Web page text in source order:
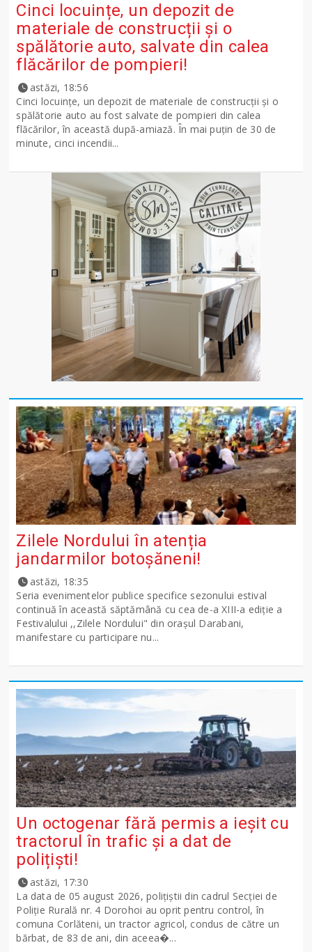
Cinci locuințe, un depozit de
materiale de construcții și o
spălătorie auto, salvate din calea
flăcărilor de pompieri!
astăzi, 18:56
Cinci locuințe, un depozit de materiale de construcții și o
spălătorie auto au fost salvate de pompieri din calea
flăcărilor, în această după-amiază. În mai puțin de 30 de
minute, cinci incendii...
Zilele Nordului în atenția
jandarmilor botoșăneni!
astăzi, 18:35
Seria evenimentelor publice specifice sezonului estival
continuă în această săptămână cu cea de-a XIII-a ediție a
Festivalului ,,Zilele Nordului" din orașul Darabani,
manifestare cu participare nu...
Un octogenar fără permis a ieșit cu
tractorul în trafic și a dat de
polițiști!
astăzi, 17:30
La data de 05 august 2026, polițiștii din cadrul Secției de
Poliție Rurală nr. 4 Dorohoi au oprit pentru control, în
comuna Corlăteni, un tractor agricol, condus de către un
bărbat, de 83 de ani, din aceea�...